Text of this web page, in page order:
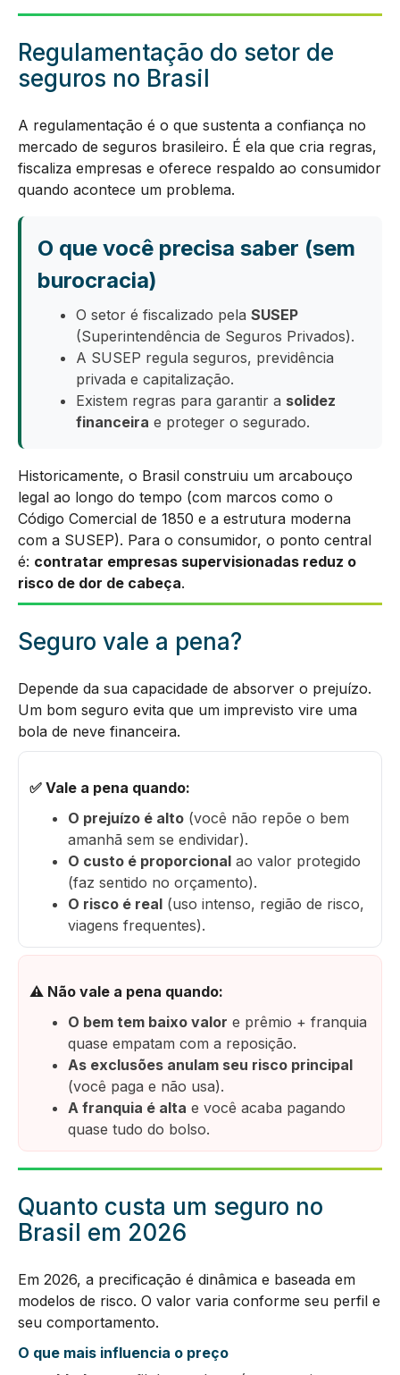
Regulamentação do setor de
seguros no Brasil
A regulamentação é o que sustenta a confiança no
mercado de seguros brasileiro. É ela que cria regras,
fiscaliza empresas e oferece respaldo ao consumidor
quando acontece um problema.
O que você precisa saber (sem
burocracia)
O setor é fiscalizado pela SUSEP
(Superintendência de Seguros Privados).
A SUSEP regula seguros, previdência
privada e capitalização.
Existem regras para garantir a solidez
financeira e proteger o segurado.
Historicamente, o Brasil construiu um arcabouço
legal ao longo do tempo (com marcos como o
Código Comercial de 1850 e a estrutura moderna
com a SUSEP). Para o consumidor, o ponto central
é: contratar empresas supervisionadas reduz o
risco de dor de cabeça.
Seguro vale a pena?
Depende da sua capacidade de absorver o prejuízo.
Um bom seguro evita que um imprevisto vire uma
bola de neve financeira.
✅ Vale a pena quando:
O prejuízo é alto (você não repõe o bem
amanhã sem se endividar).
O custo é proporcional ao valor protegido
(faz sentido no orçamento).
O risco é real (uso intenso, região de risco,
viagens frequentes).
⚠️ Não vale a pena quando:
O bem tem baixo valor e prêmio + franquia
quase empatam com a reposição.
As exclusões anulam seu risco principal
(você paga e não usa).
A franquia é alta e você acaba pagando
quase tudo do bolso.
Quanto custa um seguro no
Brasil em 2026
Em 2026, a precificação é dinâmica e baseada em
modelos de risco. O valor varia conforme seu perfil e
seu comportamento.
O que mais influencia o preço